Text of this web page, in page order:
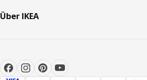
Über IKEA